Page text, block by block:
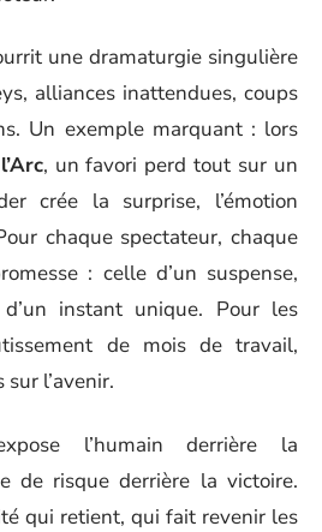
une dramaturgie singulière
alliances inattendues, coups
Un exemple marquant : lors
, un favori perd tout sur un
crée la surprise, l’émotion
chaque spectateur, chaque
: celle d’un suspense,
d’un instant unique. Pour les
de mois de travail,
l’avenir.
l’humain derrière la
de risque derrière la victoire.
qui retient, qui fait revenir les